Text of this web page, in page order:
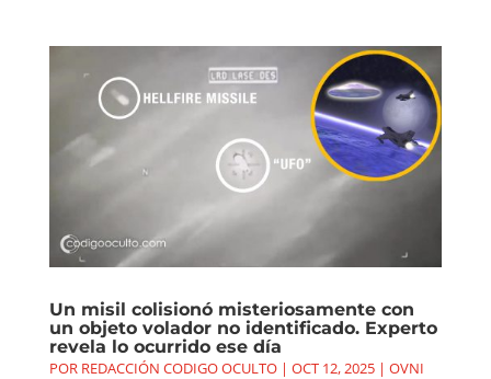
Un misil colisionó misteriosamente con
un objeto volador no identificado. Experto
revela lo ocurrido ese día
POR REDACCIÓN CODIGO OCULTO| OCT 12, 2025| OVNI